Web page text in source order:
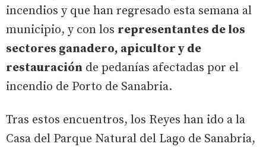
incendios y que han regresado esta semana al
municipio, y con los representantes de los
sectores ganadero, apicultor y de
restauración de pedanías afectadas por el
incendio de Porto de Sanabria.
Tras estos encuentros, los Reyes han ido a la
Casa del Parque Natural del Lago de Sanabria,